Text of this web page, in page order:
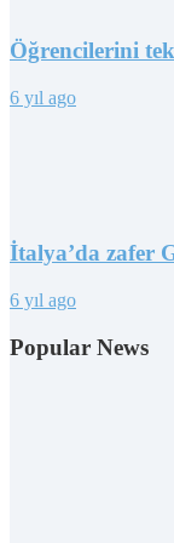
Öğrencilerini
6 yıl ago
İtalya’da zafer
6 yıl ago
Popular News